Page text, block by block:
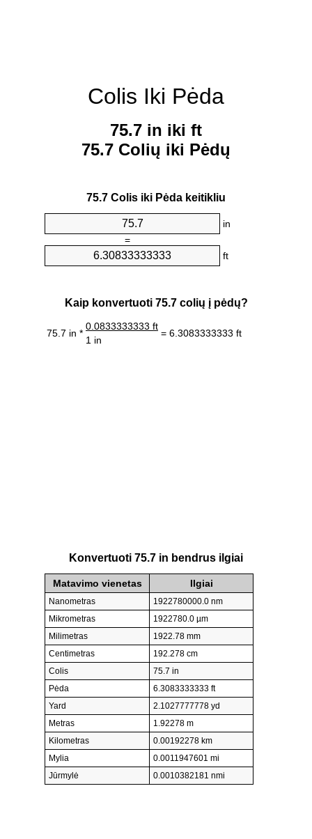
Colis Iki Pėda
75.7 in iki ft
75.7 Colių iki Pėdų
75.7 Colis iki Pėda keitikliu
in
=
ft
Kaip konvertuoti 75.7 colių į pėdų?
75.7 in *
0.0833333333 ft
= 6.3083333333 ft
1 in
Konvertuoti 75.7 in bendrus ilgiai
Matavimo vienetas Ilgiai
Nanometras
1922780000.0 nm
Mikrometras
1922780.0 µm
Milimetras
1922.78 mm
Centimetras
192.278 cm
Colis
75.7 in
Pėda
6.3083333333 ft
Yard
2.1027777778 yd
Metras
1.92278 m
Kilometras
0.00192278 km
Mylia
0.0011947601 mi
Jūrmylė
0.0010382181 nmi